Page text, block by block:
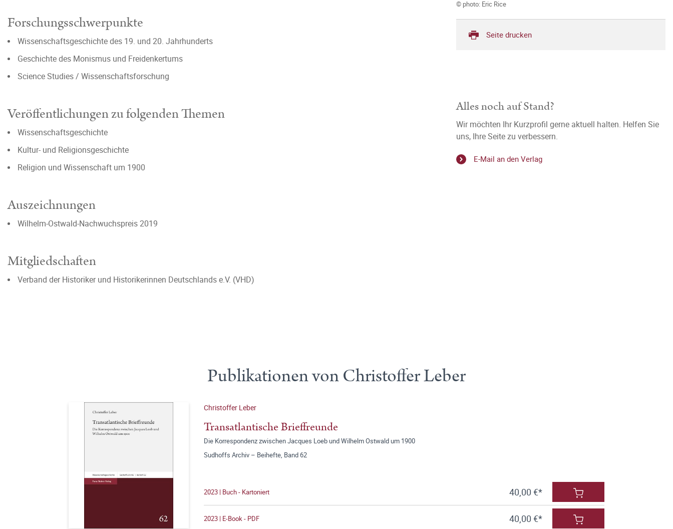
Forschungsschwerpunkte
Wissenschaftsgeschichte des 19. und 20. Jahrhunderts
Geschichte des Monismus und Freidenkertums
Science Studies / Wissenschaftsforschung
Veröffentlichungen zu folgenden Themen
Wissenschaftsgeschichte
Kultur- und Religionsgeschichte
Religion und Wissenschaft um 1900
Auszeichnungen
Wilhelm-Ostwald-Nachwuchspreis 2019
Mitgliedschaften
Verband der Historiker und Historikerinnen Deutschlands e.V. (VHD)
© photo: Eric Rice
Seite drucken
Alles noch auf Stand?
Wir möchten Ihr Kurzprofil gerne aktuell halten. Helfen Sie
uns, Ihre Seite zu verbessern.
E-Mail an den Verlag
Publikationen von Christoffer Leber
Christoffer Leber
Transatlantische Brieffreunde
Die Korrespondenz zwischen Jacques Loeb und Wilhelm Ostwald um 1900
Sudhoffs Archiv – Beihefte, Band 62
2023 | Buch - Kartoniert 40,00 €*
2023 | E-Book - PDF 40,00 €*